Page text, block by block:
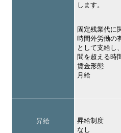
します。
固定残業代に
時間外労働の
として支給し
間を超える時
賃金形態
月給
昇給
昇給制度
なし